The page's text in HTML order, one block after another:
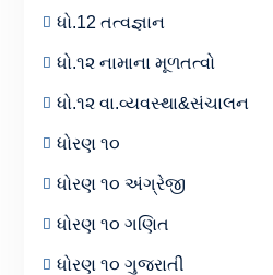
ધો.12 તત્વજ્ઞાન
ધો.૧૨ નામાના મૂળતત્વો
ધો.૧૨ વા.વ્યવસ્થા&સંચાલન
ધોરણ ૧૦
ધોરણ ૧૦ અંગ્રેજી
ધોરણ ૧૦ ગણિત
ધોરણ ૧૦ ગુજરાતી